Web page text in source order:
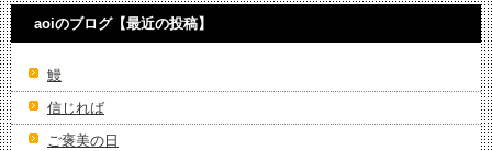
aoiのブログ【最近の投稿】
鰻
信じれば
ご褒美の日